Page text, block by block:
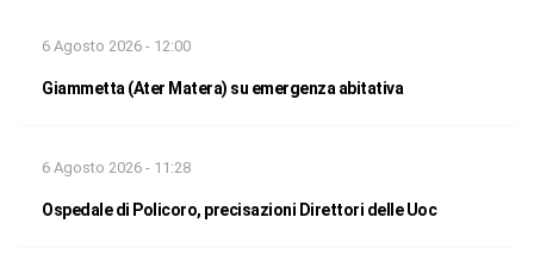
6 Agosto 2026 - 12:00
Giammetta (Ater Matera) su emergenza abitativa
6 Agosto 2026 - 11:28
Ospedale di Policoro, precisazioni Direttori delle Uoc